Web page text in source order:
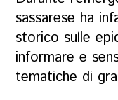
sassarese ha
storico sulle
informare e
tematiche di